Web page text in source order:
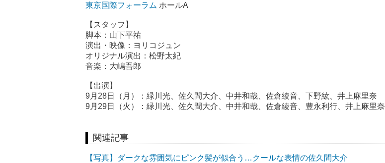
東京国際フォーラム ホールA
【スタッフ】
脚本：山下平祐
演出・映像：ヨリコジュン
オリジナル演出：松野太紀
音楽：大嶋吾郎
【出演】
9月28日（月）：緑川光、佐久間大介、中井和哉、佐倉綾音、下野紘、井上麻里奈
9月29日（火）：緑川光、佐久間大介、中井和哉、佐倉綾音、豊永利行、井上麻里奈
関連記事
【写真】ダークな雰囲気にピンク髪が似合う…クールな表情の佐久間大介